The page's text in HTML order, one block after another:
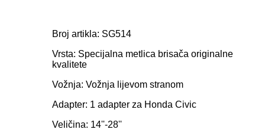
Broj artikla: SG514
Vrsta: Specijalna metlica brisača originalne
kvalitete
Vožnja: Vožnja lijevom stranom
Adapter: 1 adapter za Honda Civic
Veličina: 14''-28''